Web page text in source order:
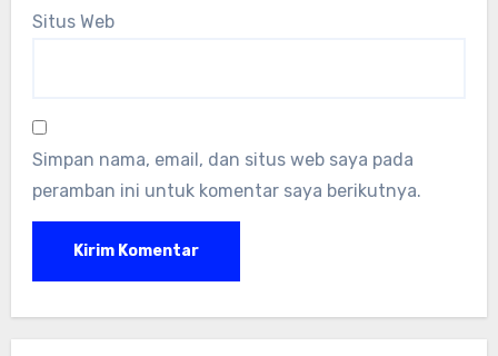
Situs Web
Simpan nama, email, dan situs web saya pada
peramban ini untuk komentar saya berikutnya.